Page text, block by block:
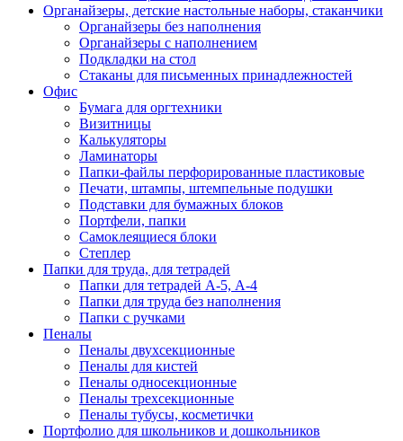
Органайзеры, детские настольные наборы, стаканчики
Органайзеры без наполнения
Органайзеры с наполнением
Подкладки на стол
Стаканы для письменных принадлежностей
Офис
Бумага для оргтехники
Визитницы
Калькуляторы
Ламинаторы
Папки-файлы перфорированные пластиковые
Печати, штампы, штемпельные подушки
Подставки для бумажных блоков
Портфели, папки
Самоклеящиеся блоки
Степлер
Папки для труда, для тетрадей
Папки для тетрадей А-5, А-4
Папки для труда без наполнения
Папки с ручками
Пеналы
Пеналы двухсекционные
Пеналы для кистей
Пеналы односекционные
Пеналы трехсекционные
Пеналы тубусы, косметички
Портфолио для школьников и дошкольников